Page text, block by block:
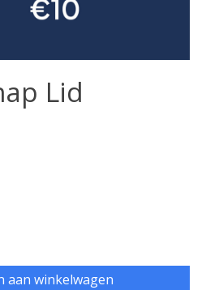
Lid
aan winkelwagen